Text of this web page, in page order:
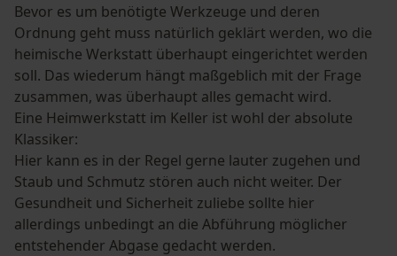
Bevor es um benötigte Werkzeuge und deren
Ordnung geht muss natürlich geklärt werden, wo die
heimische Werkstatt überhaupt eingerichtet werden
soll. Das wiederum hängt maßgeblich mit der Frage
zusammen, was überhaupt alles gemacht wird.
Eine Heimwerkstatt im Keller ist wohl der absolute
Klassiker:
Hier kann es in der Regel gerne lauter zugehen und
Staub und Schmutz stören auch nicht weiter. Der
Gesundheit und Sicherheit zuliebe sollte hier
allerdings unbedingt an die Abführung möglicher
entstehender Abgase gedacht werden.